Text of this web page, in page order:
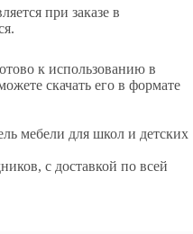
при заказе в
к использованию в
скачать его в формате
мебели для школ и детских
с доставкой по всей